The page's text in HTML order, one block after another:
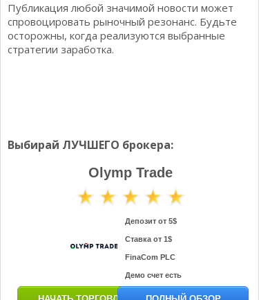
Публикация любой значимой новости может
спровоцировать рыночный резонанс. Будьте
осторожны, когда реализуются выбранные
стратегии заработка.
Выбирай ЛУЧШЕГО брокера:
Olymp Trade
Депозит от 5$
Ставка от 1$
FinaCom PLC
Демо счет есть